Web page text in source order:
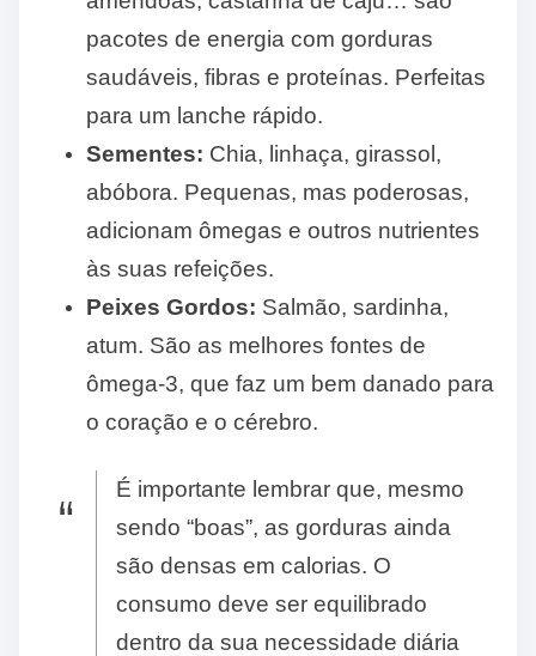
pacotes de energia com gorduras
saudáveis, fibras e proteínas. Perfeitas
para um lanche rápido.
Sementes: Chia, linhaça, girassol,
abóbora. Pequenas, mas poderosas,
adicionam ômegas e outros nutrientes
às suas refeições.
Peixes Gordos: Salmão, sardinha,
atum. São as melhores fontes de
ômega-3, que faz um bem danado para
o coração e o cérebro.
É importante lembrar que, mesmo
sendo “boas”, as gorduras ainda
são densas em calorias. O
consumo deve ser equilibrado
dentro da sua necessidade diária